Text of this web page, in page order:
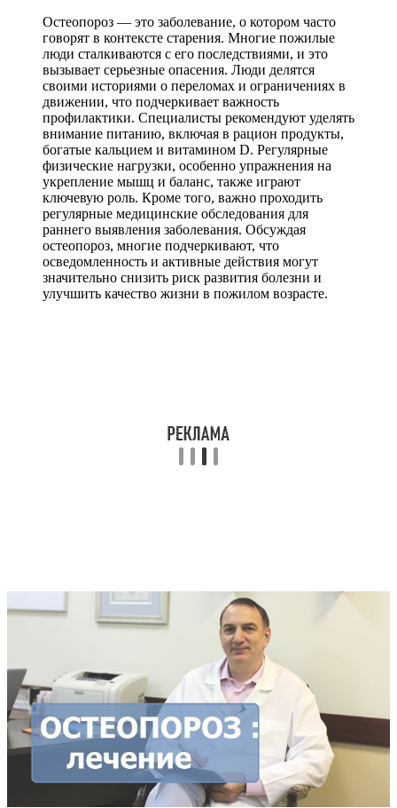
Остеопороз — это заболевание, о котором часто
говорят в контексте старения. Многие пожилые
люди сталкиваются с его последствиями, и это
вызывает серьезные опасения. Люди делятся
своими историями о переломах и ограничениях в
движении, что подчеркивает важность
профилактики. Специалисты рекомендуют уделять
внимание питанию, включая в рацион продукты,
богатые кальцием и витамином D. Регулярные
физические нагрузки, особенно упражнения на
укрепление мышц и баланс, также играют
ключевую роль. Кроме того, важно проходить
регулярные медицинские обследования для
раннего выявления заболевания. Обсуждая
остеопороз, многие подчеркивают, что
осведомленность и активные действия могут
значительно снизить риск развития болезни и
улучшить качество жизни в пожилом возрасте.